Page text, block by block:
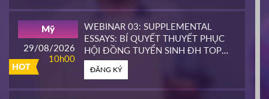
HOT
10h00
ĐĂNG KÝ
PIERCE COLLEGE
HOT
29/08/2026
10h00
Mỹ
WEBINAR 03: SUPPLEMENTAL
ESSAYS: BÍ QUYẾT THUYẾT PHỤC
HỘI ĐỒNG TUYỂN SINH ĐH TOP
ĐẦU MỸ
ĐĂNG KÝ